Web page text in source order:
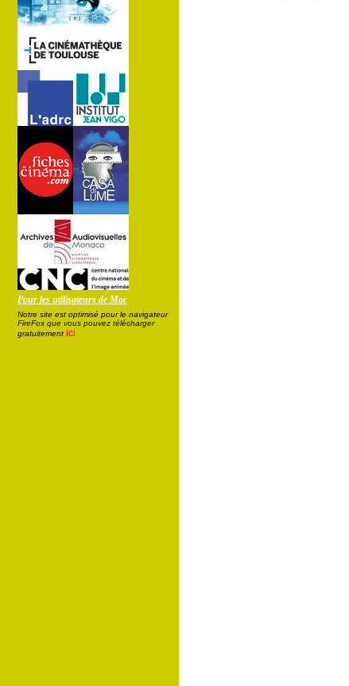
Pour les utilisateurs de Mac
Notre site est optimisé pour le navigateur
FireFox que vous pouvez télécharger
gratuitement ici